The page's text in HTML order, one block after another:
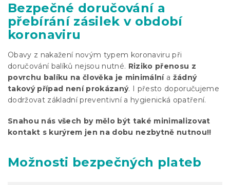
Bezpečné doručování a
přebírání zásilek v období
koronaviru
Obavy z nakažení novým typem koronaviru při
doručování balíků nejsou nutné. Riziko přenosu z
povrchu balíku na člověka je minimálnía žádný
takový případ není prokázaný. I přesto doporučujeme
dodržovat základní preventivní a hygienická opatření.
Snahou nás všech by mělo být také minimalizovat
kontakt s kurýrem jen na dobu nezbytně nutnou!!
Možnosti bezpečných plateb